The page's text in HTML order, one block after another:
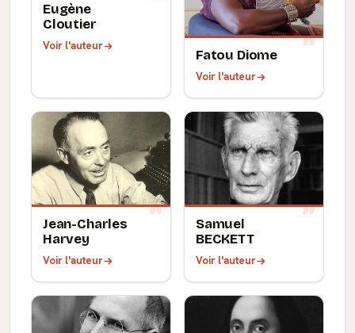
Eugène
Cloutier
Voir l'auteur
Fatou Diome
Voir l'auteur
Jean-Charles
Harvey
Voir l'auteur
Samuel
BECKETT
Voir l'auteur